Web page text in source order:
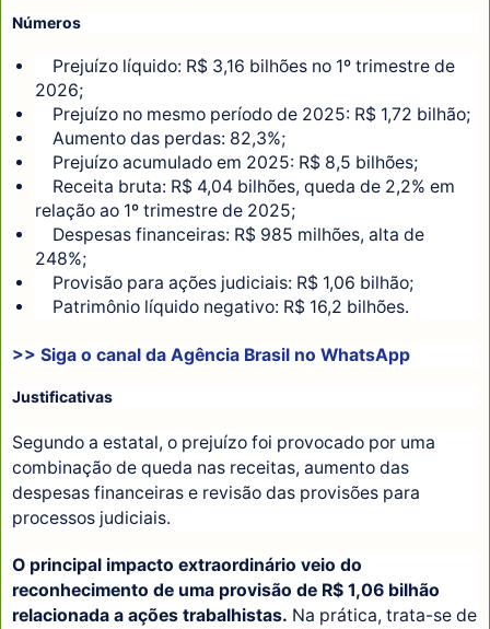
Números
Prejuízo líquido: R$ 3,16 bilhões no 1º trimestre de
2026;
Prejuízo no mesmo período de 2025: R$ 1,72 bilhão;
Aumento das perdas: 82,3%;
Prejuízo acumulado em 2025: R$ 8,5 bilhões;
Receita bruta: R$ 4,04 bilhões, queda de 2,2% em
relação ao 1º trimestre de 2025;
Despesas financeiras: R$ 985 milhões, alta de
248%;
Provisão para ações judiciais: R$ 1,06 bilhão;
Patrimônio líquido negativo: R$ 16,2 bilhões.
>> Siga o canal da Agência Brasil no WhatsApp
Justificativas
Segundo a estatal, o prejuízo foi provocado por uma
combinação de queda nas receitas, aumento das
despesas financeiras e revisão das provisões para
processos judiciais.
O principal impacto extraordinário veio do
reconhecimento de uma provisão de R$ 1,06 bilhão
relacionada a ações trabalhistas. Na prática, trata-se de